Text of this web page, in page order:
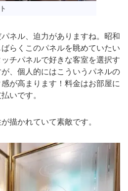
ネル、迫力がありますね。昭和
らくこのパネルを眺めていたい
チパネルで好きな客室を選択す
、個人的にはこういうパネルの
が高まります！料金はお部屋に
いです。
描かれていて素敵です。